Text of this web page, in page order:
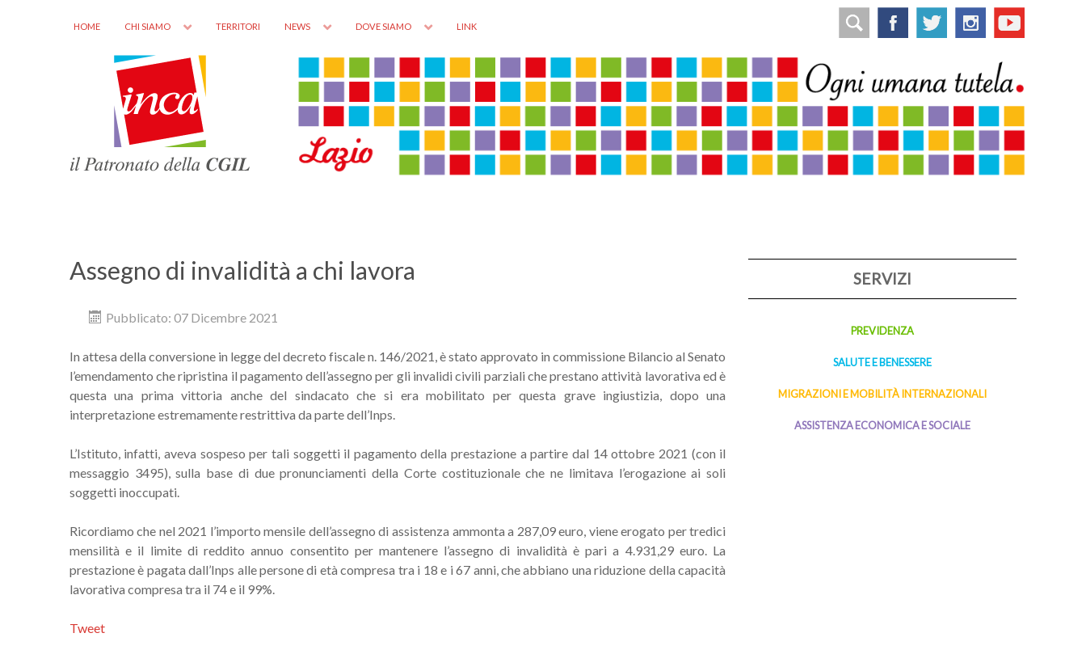
HOME CHI SIAMO TERRITORI NEWS DOVE SIAMO LINK
Assegno di invalidità a chi lavora
Pubblicato: 07 Dicembre 2021
In attesa della conversione in legge del decreto fiscale n. 146/2021, è stato approvato in commissione Bilancio al Senato
l’emendamento che ripristina il pagamento dell’assegno per gli invalidi civili parziali che prestano attività lavorativa ed è
questa una prima vittoria anche del sindacato che si era mobilitato per questa grave ingiustizia, dopo una
interpretazione estremamente restrittiva da parte dell’Inps.
L’Istituto, infatti, aveva sospeso per tali soggetti il pagamento della prestazione a partire dal 14 ottobre 2021 (con il
messaggio 3495), sulla base di due pronunciamenti della Corte costituzionale che ne limitava l’erogazione ai soli
soggetti inoccupati.
Ricordiamo che nel 2021 l’importo mensile dell’assegno di assistenza ammonta a 287,09 euro, viene erogato per tredici
mensilità e il limite di reddito annuo consentito per mantenere l’assegno di invalidità è pari a 4.931,29 euro. La
prestazione è pagata dall’Inps alle persone di età compresa tra i 18 e i 67 anni, che abbiano una riduzione della capacità
lavorativa compresa tra il 74 e il 99%.
Tweet
SERVIZI
PREVIDENZA
SALUTE E BENESSERE
MIGRAZIONI E MOBILITÀ INTERNAZIONALI
ASSISTENZA ECONOMICA E SOCIALE